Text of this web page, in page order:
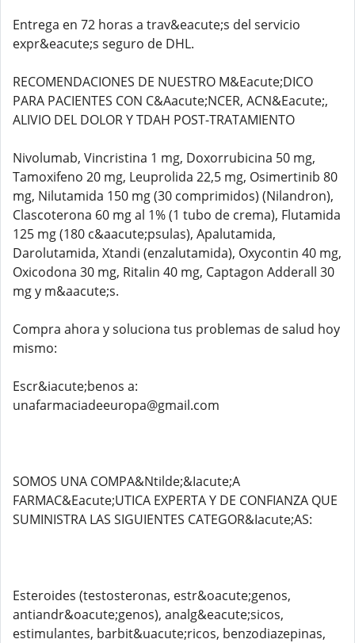
Entrega en 72 horas a trav&eacute;s del servicio
expr&eacute;s seguro de DHL.
RECOMENDACIONES DE NUESTRO M&Eacute;DICO
PARA PACIENTES CON C&Aacute;NCER, ACN&Eacute;,
ALIVIO DEL DOLOR Y TDAH POST-TRATAMIENTO
Nivolumab, Vincristina 1 mg, Doxorrubicina 50 mg,
Tamoxifeno 20 mg, Leuprolida 22,5 mg, Osimertinib 80
mg, Nilutamida 150 mg (30 comprimidos) (Nilandron),
Clascoterona 60 mg al 1% (1 tubo de crema), Flutamida
125 mg (180 c&aacute;psulas), Apalutamida,
Darolutamida, Xtandi (enzalutamida), Oxycontin 40 mg,
Oxicodona 30 mg, Ritalin 40 mg, Captagon Adderall 30
mg y m&aacute;s.
Compra ahora y soluciona tus problemas de salud hoy
mismo:
Escr&iacute;benos a:
unafarmaciadeeuropa@gmail.com
SOMOS UNA COMPA&Ntilde;&Iacute;A
FARMAC&Eacute;UTICA EXPERTA Y DE CONFIANZA QUE
SUMINISTRA LAS SIGUIENTES CATEGOR&Iacute;AS:
Esteroides (testosteronas, estr&oacute;genos,
antiandr&oacute;genos), analg&eacute;sicos,
estimulantes, barbit&uacute;ricos, benzodiazepinas,